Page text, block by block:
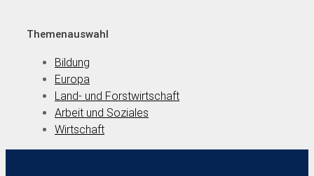
Themenauswahl
Bildung
Europa
Land- und Forstwirtschaft
Arbeit und Soziales
Wirtschaft